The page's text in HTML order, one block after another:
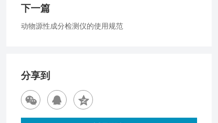
下一篇
动物源性成分检测仪的使用规范
分享到